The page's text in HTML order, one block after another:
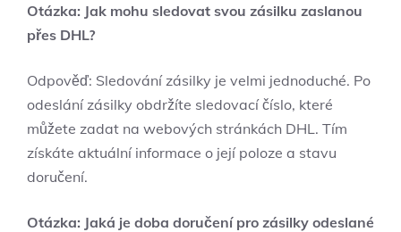
Otázka: Jak mohu sledovat svou zásilku zaslanou
přes DHL?
Odpověď: Sledování zásilky je velmi jednoduché. Po
odeslání zásilky obdržíte sledovací číslo, které
můžete zadat na webových stránkách DHL. Tím
získáte aktuální informace o její poloze a stavu
doručení.
Otázka: Jaká je doba doručení pro zásilky odeslané